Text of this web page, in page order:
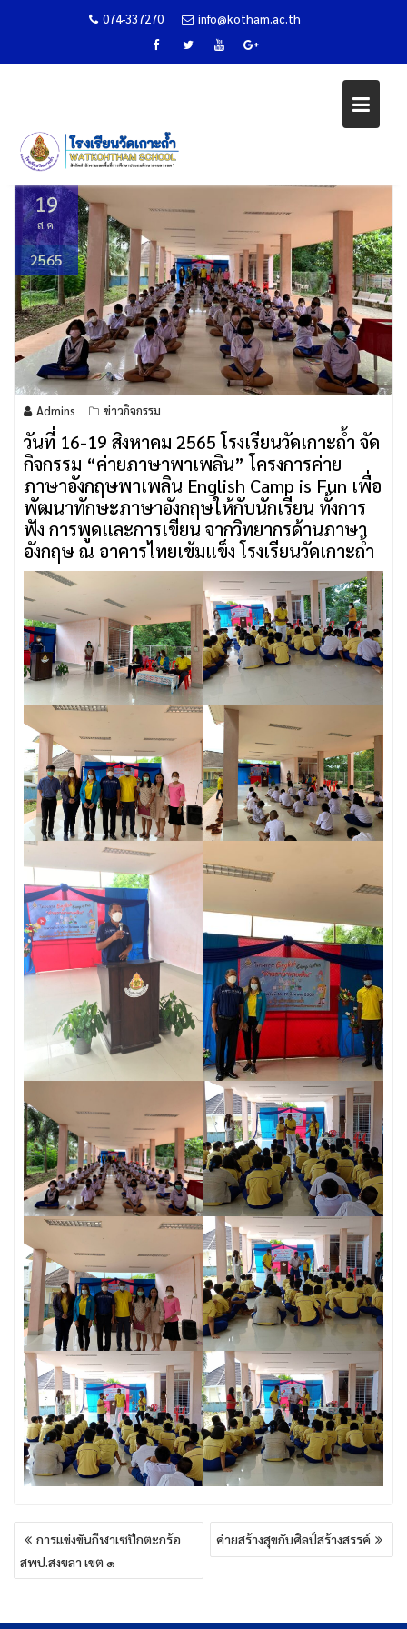
074-337270 info@kotham.ac.th
Home ข่าวกิจกรรม ค่ายภาษาพาเพลิน
19
ส.ค.
2565
Admins ข่าวกิจกรรม
วันที่ 16-19 สิงหาคม 2565 โรงเรียนวัดเกาะถ้ำ จัด
กิจกรรม “ค่ายภาษาพาเพลิน” โครงการค่าย
ภาษาอังกฤษพาเพลิน English Camp is Fun เพื่อ
พัฒนาทักษะภาษาอังกฤษให้กับนักเรียน ทั้งการ
ฟัง การพูดและการเขียน จากวิทยากรด้านภาษา
อังกฤษ ณ อาคารไทยเข้มแข็ง โรงเรียนวัดเกาะถ้ำ
แนะแนว
เรื่องการแข่งขันกีฬาเซปึกตะกร้อ
สพป.สงขลา เขต ๑
ค่ายสร้างสุขกับศิลป์สร้างสรรค์